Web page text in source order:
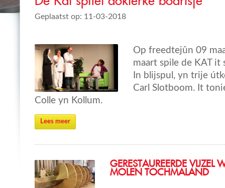
Geplaatst op: 11-03-2018
Op freedtejûn 09
maart spile de KAT it
In blijspul, yn trije
Carl Slotboom. It
Colle yn Kollum.
Lees meer
GERESTAUREERDE VIJZEL
MOLEN TOCHMALAND